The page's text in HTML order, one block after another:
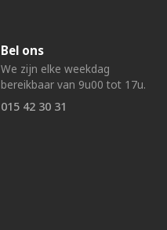
Bel ons
We zijn elke weekdag
bereikbaar van 9u00 tot 17u.
015 42 30 31